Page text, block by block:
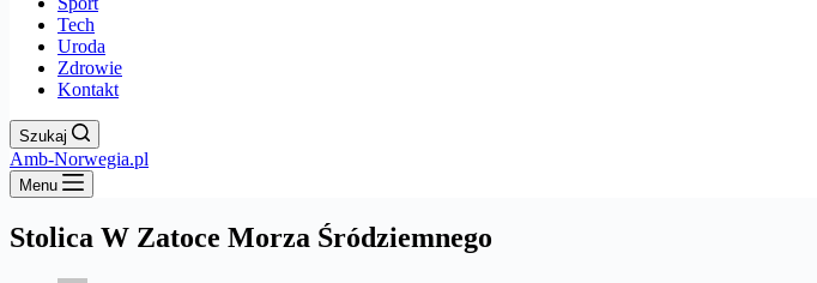
Tech
Uroda
Zdrowie
Kontakt
Szukaj
Amb-Norwegia.pl
Menu
Stolica W Zatoce Morza Śródziemnego